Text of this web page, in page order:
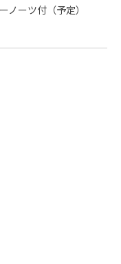
ノーツ付（予定）